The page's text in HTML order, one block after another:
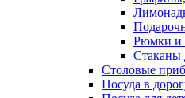
Рюмки и
Стаканы
Столовые
Посуда в